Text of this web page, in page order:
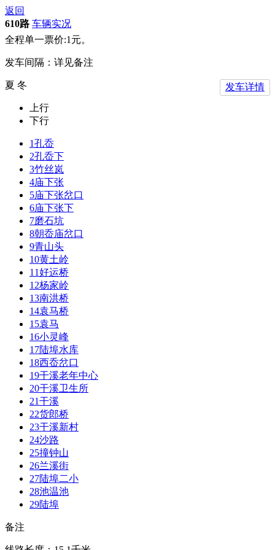
返回
610路 车辆实况
全程单一票价:1元。
发车间隔：详见备注
夏 冬
发车详情
上行
下行
1孔岙
2孔岙下
3竹丝岚
4庙下张
5庙下张岔口
6庙下张下
7磨石坑
8朝岙庙岔口
9青山头
10黄土岭
11好运桥
12杨家岭
13南洪桥
14袁马桥
15袁马
16小灵峰
17陆埠水库
18西岙岔口
19干溪老年中心
20干溪卫生所
21干溪
22货郎桥
23干溪新村
24沙路
25撞钟山
26兰溪街
27陆埠二小
28池温池
29陆埠
备注